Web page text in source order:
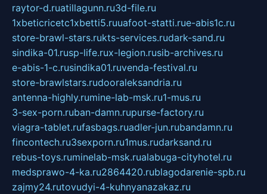
raytor-d.ruatillagunn.ru3d-file.ru
1xbeticricetc1xbetti5.ruuafoot-statti.rue-abis1c.ru
store-brawl-stars.rukts-services.rudark-sand.ru
sindika-01.rusp-life.rux-legion.rusib-archives.ru
e-abis-1-c.rusindika01.ruvenda-festival.ru
store-brawlstars.rudooraleksandria.ru
antenna-highly.rumine-lab-msk.ru1-mus.ru
3-sex-porn.ruban-damn.rupurse-factory.ru
viagra-tablet.rufasbags.ruadler-jun.rubandamn.ru
fincontech.ru3sexporn.ru1mus.rudarksand.ru
rebus-toys.ruminelab-msk.rualabuga-cityhotel.ru
medsprawo-4-ka.ru2864420.rublagodarenie-spb.ru
zajmy24.rutovudyi-4-kuhnyanazakaz.ru